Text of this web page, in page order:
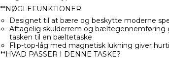
**NØGLEFUNKTIONER
Designet til at bære og beskytte moderne
Aftagelig skulderrem og bæltegennemføring
tasken til en bæltetaske
Flip-top-låg med magnetisk lukning giver
**HVAD PASSER I DENNE TASKE?